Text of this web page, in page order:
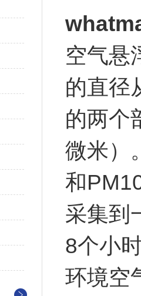
空气悬
的直径
的两个
微米）
和
采集到
8个小
环境空